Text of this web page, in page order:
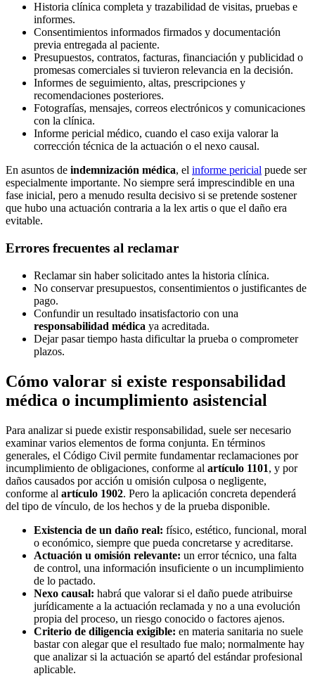
Historia clínica completa y trazabilidad de visitas, pruebas e
informes.
Consentimientos informados firmados y documentación
previa entregada al paciente.
Presupuestos, contratos, facturas, financiación y publicidad o
promesas comerciales si tuvieron relevancia en la decisión.
Informes de seguimiento, altas, prescripciones y
recomendaciones posteriores.
Fotografías, mensajes, correos electrónicos y comunicaciones
con la clínica.
Informe pericial médico, cuando el caso exija valorar la
corrección técnica de la actuación o el nexo causal.
En asuntos de indemnización médica, el informe pericial puede ser
especialmente importante. No siempre será imprescindible en una
fase inicial, pero a menudo resulta decisivo si se pretende sostener
que hubo una actuación contraria a la lex artis o que el daño era
evitable.
Errores frecuentes al reclamar
Reclamar sin haber solicitado antes la historia clínica.
No conservar presupuestos, consentimientos o justificantes de
pago.
Confundir un resultado insatisfactorio con una
responsabilidad médica ya acreditada.
Dejar pasar tiempo hasta dificultar la prueba o comprometer
plazos.
Cómo valorar si existe responsabilidad
médica o incumplimiento asistencial
Para analizar si puede existir responsabilidad, suele ser necesario
examinar varios elementos de forma conjunta. En términos
generales, el Código Civil permite fundamentar reclamaciones por
incumplimiento de obligaciones, conforme al artículo 1101, y por
daños causados por acción u omisión culposa o negligente,
conforme al artículo 1902. Pero la aplicación concreta dependerá
del tipo de vínculo, de los hechos y de la prueba disponible.
Existencia de un daño real: físico, estético, funcional, moral
o económico, siempre que pueda concretarse y acreditarse.
Actuación u omisión relevante: un error técnico, una falta
de control, una información insuficiente o un incumplimiento
de lo pactado.
Nexo causal: habrá que valorar si el daño puede atribuirse
jurídicamente a la actuación reclamada y no a una evolución
propia del proceso, un riesgo conocido o factores ajenos.
Criterio de diligencia exigible: en materia sanitaria no suele
bastar con alegar que el resultado fue malo; normalmente hay
que analizar si la actuación se apartó del estándar profesional
aplicable.